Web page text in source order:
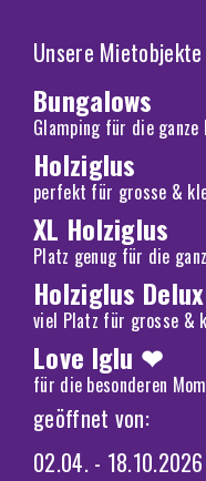
Unsere Mietobjekte
Bungalows
Glamping für die ganze
Holziglus
perfekt für grosse &
XL Holziglus
Platz genug für die
Holziglus
viel Platz für grosse &
Love Iglu ❤
für die besonderen
geöffnet von:
02.04. - 18.10.2026